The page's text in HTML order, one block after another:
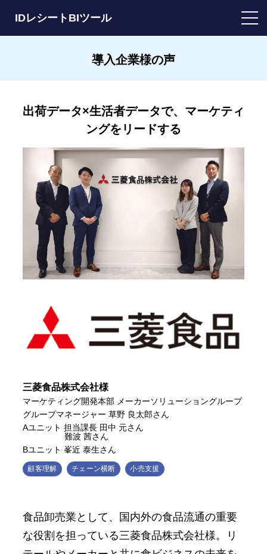
IDレシートBIツール
導入企業様の声
出荷データ×生活者データで、マーケティ
ングをリードする
三菱食品株式会社様
マーケティング開発本部 メーカーソリューショングループ
グループマネージャー 草野 良太郎さん
Aユニット 担当課長 田中 元さん
難波 茜さん
Bユニット 峯近 泰生さん
顧客理解 チェーン横断 小売支援
食品卸売業として、国内外の食品流通の重要
な役割を担っている三菱食品株式会社様。リ